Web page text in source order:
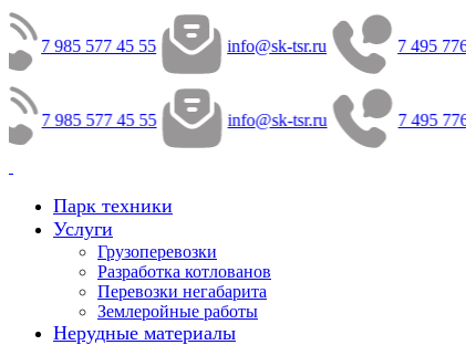
7 985 577 45 55 info@sk-tsr.ru 7 495
7 985 577 45 55 info@sk-tsr.ru 7 495
Парк техники
Услуги
Грузоперевозки
Разработка котлованов
Перевозки негабарита
Землеройные работы
Нерудные материалы